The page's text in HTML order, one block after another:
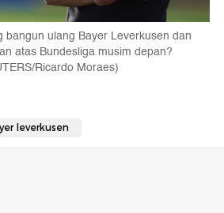
bangun ulang Bayer Leverkusen dan
atas Bundesliga musim depan?
Ricardo Moraes)
leverkusen